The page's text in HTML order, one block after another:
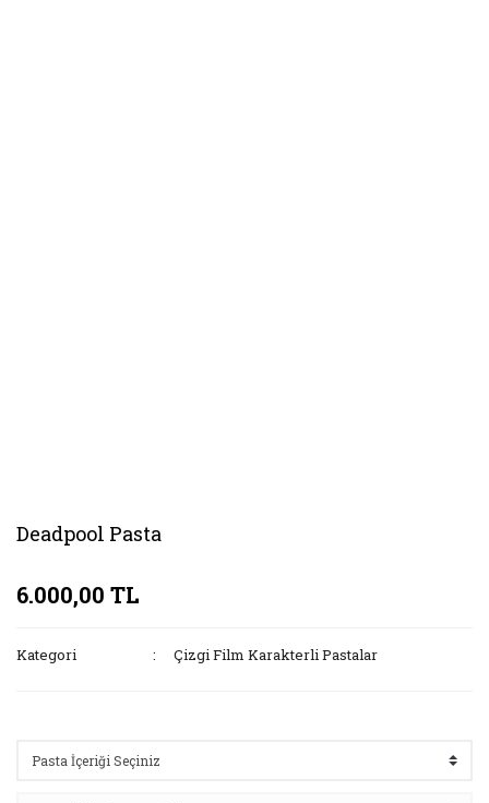
Deadpool Pasta
6.000,00 TL
Kategori Çizgi Film Karakterli Pastalar